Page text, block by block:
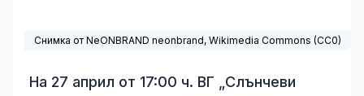
Снимка от NeONBRAND neonbrand, Wikimedia Commons (CC0)
На 27 април от 17:00 ч. ВГ „Слънчеви